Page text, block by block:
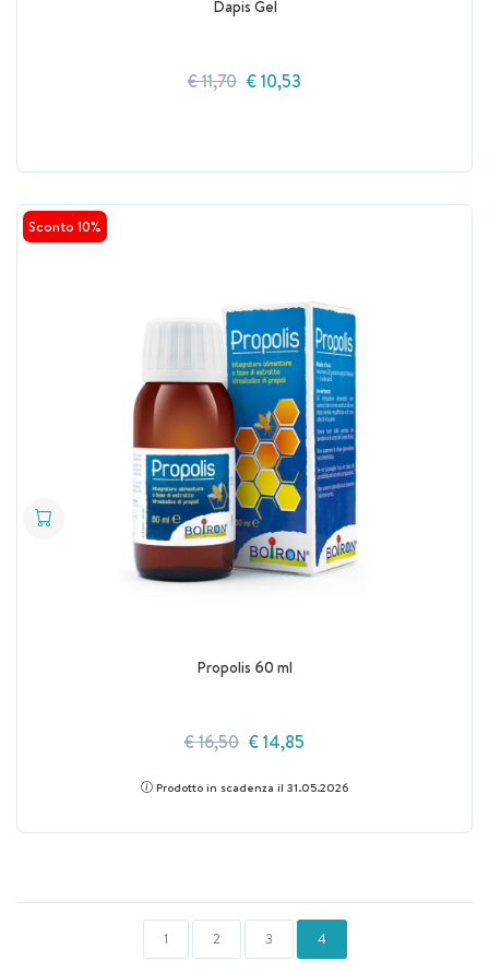
Dapis Gel
€ 11,70 € 10,53
Sconto 10%
Propolis 60 ml
€ 16,50 € 14,85
Prodotto in scadenza il 31.05.2026
1 2 3 4